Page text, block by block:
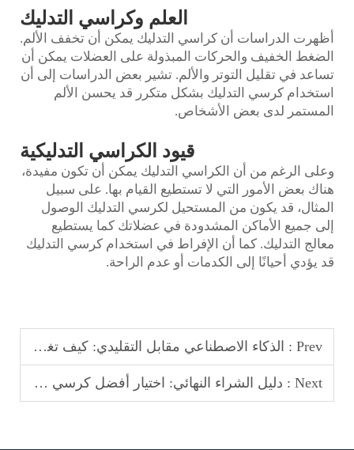
العلم وكراسي التدليك
أظهرت الدراسات أن كراسي التدليك يمكن أن تخفف الألم.
الضغط الخفيف والحركات المبذولة على العضلات يمكن أن
تساعد في تقليل التوتر والألم. تشير بعض الدراسات إلى أن
استخدام كرسي التدليك بشكل متكرر قد يحسن الألم
المستمر لدى بعض الأشخاص.
قيود الكراسي التدليكية
وعلى الرغم من أن الكراسي التدليك يمكن أن تكون مفيدة،
هناك بعض الأمور التي لا تستطيع القيام بها. على سبيل
المثال، قد يكون من المستحيل لكرسي التدليك الوصول
إلى جميع الأماكن المشدودة في عضلاتك كما يستطيع
معالج التدليك. كما أن الإفراط في استخدام كرسي التدليك
قد يؤدي أحيانًا إلى الكدمات أو عدم الراحة.
Prev : الذكاء الاصطناعي مقابل التقليدي: كيف تغير الكراسي التدليك الذكية قواعد اللعبة
Next : دليل الشراء النهائي: اختيار أفضل كرسي تدليك كامل للجسم